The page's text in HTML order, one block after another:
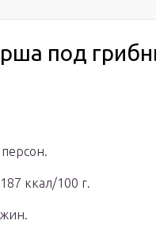
под
ккал/100 г.